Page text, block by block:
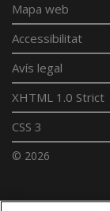
Mapa web
Accessibilitat
Avís legal
XHTML 1.0 Strict
CSS 3
© 2026